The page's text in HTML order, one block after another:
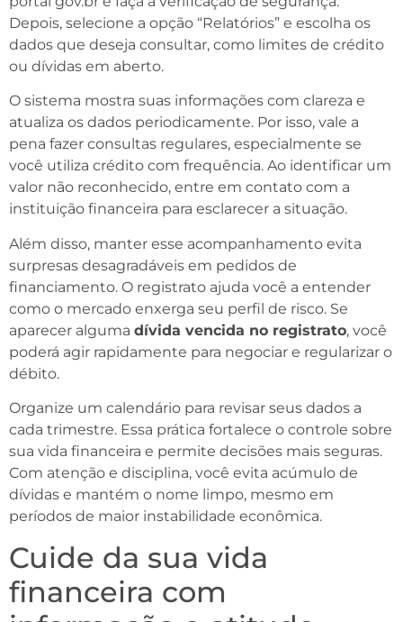
Depois, selecione a opção “Relatórios” e escolha os
dados que deseja consultar, como limites de crédito
ou dívidas em aberto.
O sistema mostra suas informações com clareza e
atualiza os dados periodicamente. Por isso, vale a
pena fazer consultas regulares, especialmente se
você utiliza crédito com frequência. Ao identificar um
valor não reconhecido, entre em contato com a
instituição financeira para esclarecer a situação.
Além disso, manter esse acompanhamento evita
surpresas desagradáveis em pedidos de
financiamento. O registrato ajuda você a entender
como o mercado enxerga seu perfil de risco. Se
aparecer alguma dívida vencida no registrato, você
poderá agir rapidamente para negociar e regularizar o
débito.
Organize um calendário para revisar seus dados a
cada trimestre. Essa prática fortalece o controle sobre
sua vida financeira e permite decisões mais seguras.
Com atenção e disciplina, você evita acúmulo de
dívidas e mantém o nome limpo, mesmo em
períodos de maior instabilidade econômica.
Cuide da sua vida
financeira com